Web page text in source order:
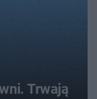
Trwają